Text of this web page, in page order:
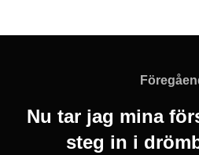
Nu tar jag mina
steg in i